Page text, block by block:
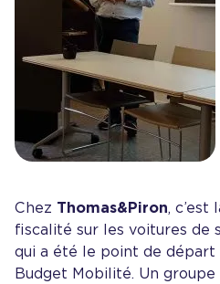
Chez Thomas&Piron, c’est
fiscalité sur les voitures de
qui a été le point de
Budget Mobilité. Un